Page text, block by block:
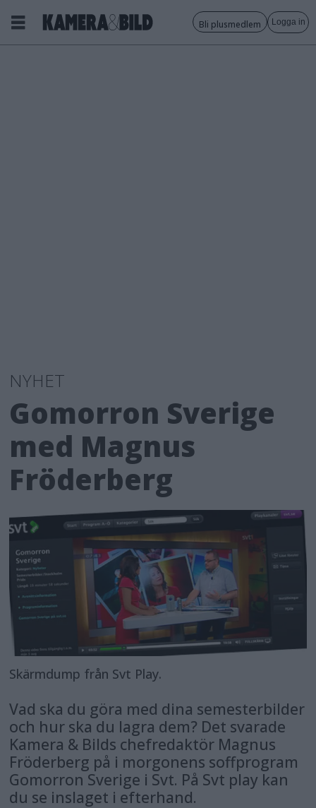
Bli plusmedlem Logga in
NYHET
Gomorron Sverige
med Magnus
Fröderberg
Skärmdump från Svt Play.
Vad ska du göra med dina semesterbilder
och hur ska du lagra dem? Det svarade
Kamera & Bilds chefredaktör Magnus
Fröderberg på i morgonens soffprogram
Gomorron Sverige i Svt. På Svt play kan
du se inslaget i efterhand.